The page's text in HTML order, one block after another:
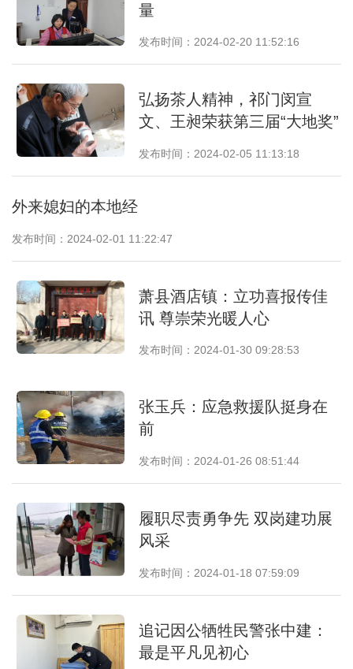
量
发布时间：2024-02-20 11:52:16
弘扬茶人精神，祁门闵宣
文、王昶荣获第三届“大地奖”
发布时间：2024-02-05 11:13:18
外来媳妇的本地经
发布时间：2024-02-01 11:22:47
萧县酒店镇：立功喜报传佳
讯 尊崇荣光暖人心
发布时间：2024-01-30 09:28:53
张玉兵：应急救援队挺身在
前
发布时间：2024-01-26 08:51:44
履职尽责勇争先 双岗建功展
风采
发布时间：2024-01-18 07:59:09
追记因公牺牲民警张中建：
最是平凡见初心